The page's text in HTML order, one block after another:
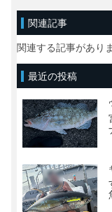
関連記事
関連する記事があり
最近の投稿